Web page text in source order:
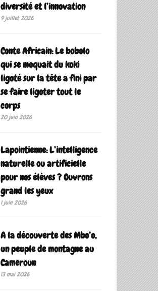
diversité et l’innovation
9 juillet 2026
Conte Africain: Le bobolo
qui se moquait du koki
ligoté sur la tête a fini par
se faire ligoter tout le
corps
20 juin 2026
Lapointienne: L’intelligence
naturelle ou artificielle
pour nos élèves ? Ouvrons
grand les yeux
1 juin 2026
A la découverte des Mbo’o,
un peuple de montagne au
Cameroun
13 mai 2026